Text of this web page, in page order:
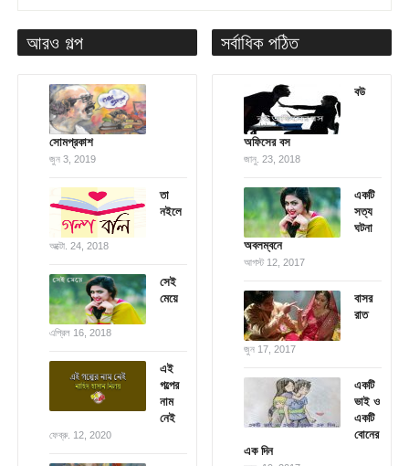
আরও গল্প
সোমপ্রকাশ
জুন 3, 2019
তা
নইলে
অক্টো. 24, 2018
সেই
মেয়ে
এপ্রিল 16, 2018
এই
গল্পের
নাম
নেই
ফেব্রু. 12, 2020
সর্বাধিক পঠিত
বউ
অফিসের বস
জানু. 23, 2018
একটি
সত্য
ঘটনা
অবলম্বনে
আগস্ট 12, 2017
বাসর
রাত
জুন 17, 2017
একটি
ভাই ও
একটি
বোনের
এক দিন